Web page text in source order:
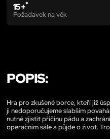
15+*
Požadavek na věk
POPIS:
Hra pro zkušené borce, kteří již
ji nedoporučujeme slabším
nutné zjistit příčinu pádu a
operačním sále a půjde o život.